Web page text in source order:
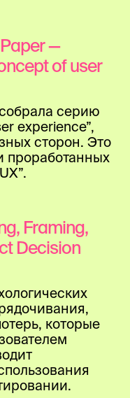
—
of user
серию
experience”,
сторон. Это
проработанных
Framing,
Decision
которые